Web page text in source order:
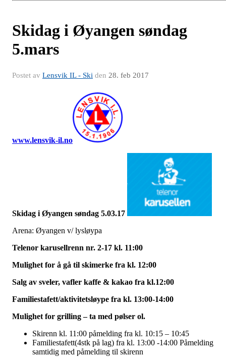
Skidag i Øyangen søndag
5.mars
Postet av Lensvik IL - Ski den 28. feb 2017
www.lensvik-il.no
Skidag i Øyangen søndag 5.03.17
Arena: Øyangen v/ lysløypa
Telenor karusellrenn nr. 2-17 kl. 11:00
Mulighet for å gå til skimerke fra kl. 12:00
Salg av sveler, vafler kaffe & kakao fra kl.12:00
Familiestafett/aktivitetsløype fra kl. 13:00-14:00
Mulighet for grilling – ta med pølser ol.
Skirenn kl. 11:00 påmelding fra kl. 10:15 – 10:45
Familiestafett(4stk på lag) fra kl. 13:00 -14:00 Påmelding
samtidig med påmelding til skirenn